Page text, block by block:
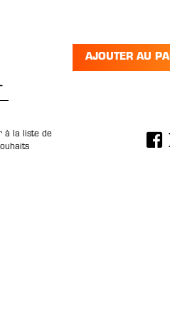
de produit :
AJOUTER AU
à la liste de